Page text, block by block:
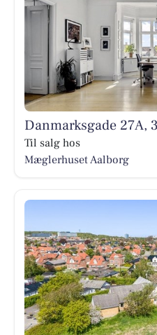
Danmarksgade 27A,
Til salg hos
Mæglerhuset Aalborg